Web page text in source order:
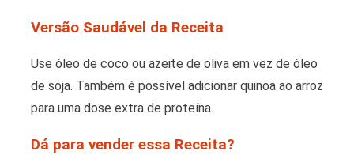
Versão Saudável da Receita
Use óleo de coco ou azeite de oliva em vez de óleo
de soja. Também é possível adicionar quinoa ao arroz
para uma dose extra de proteína.
Dá para vender essa Receita?